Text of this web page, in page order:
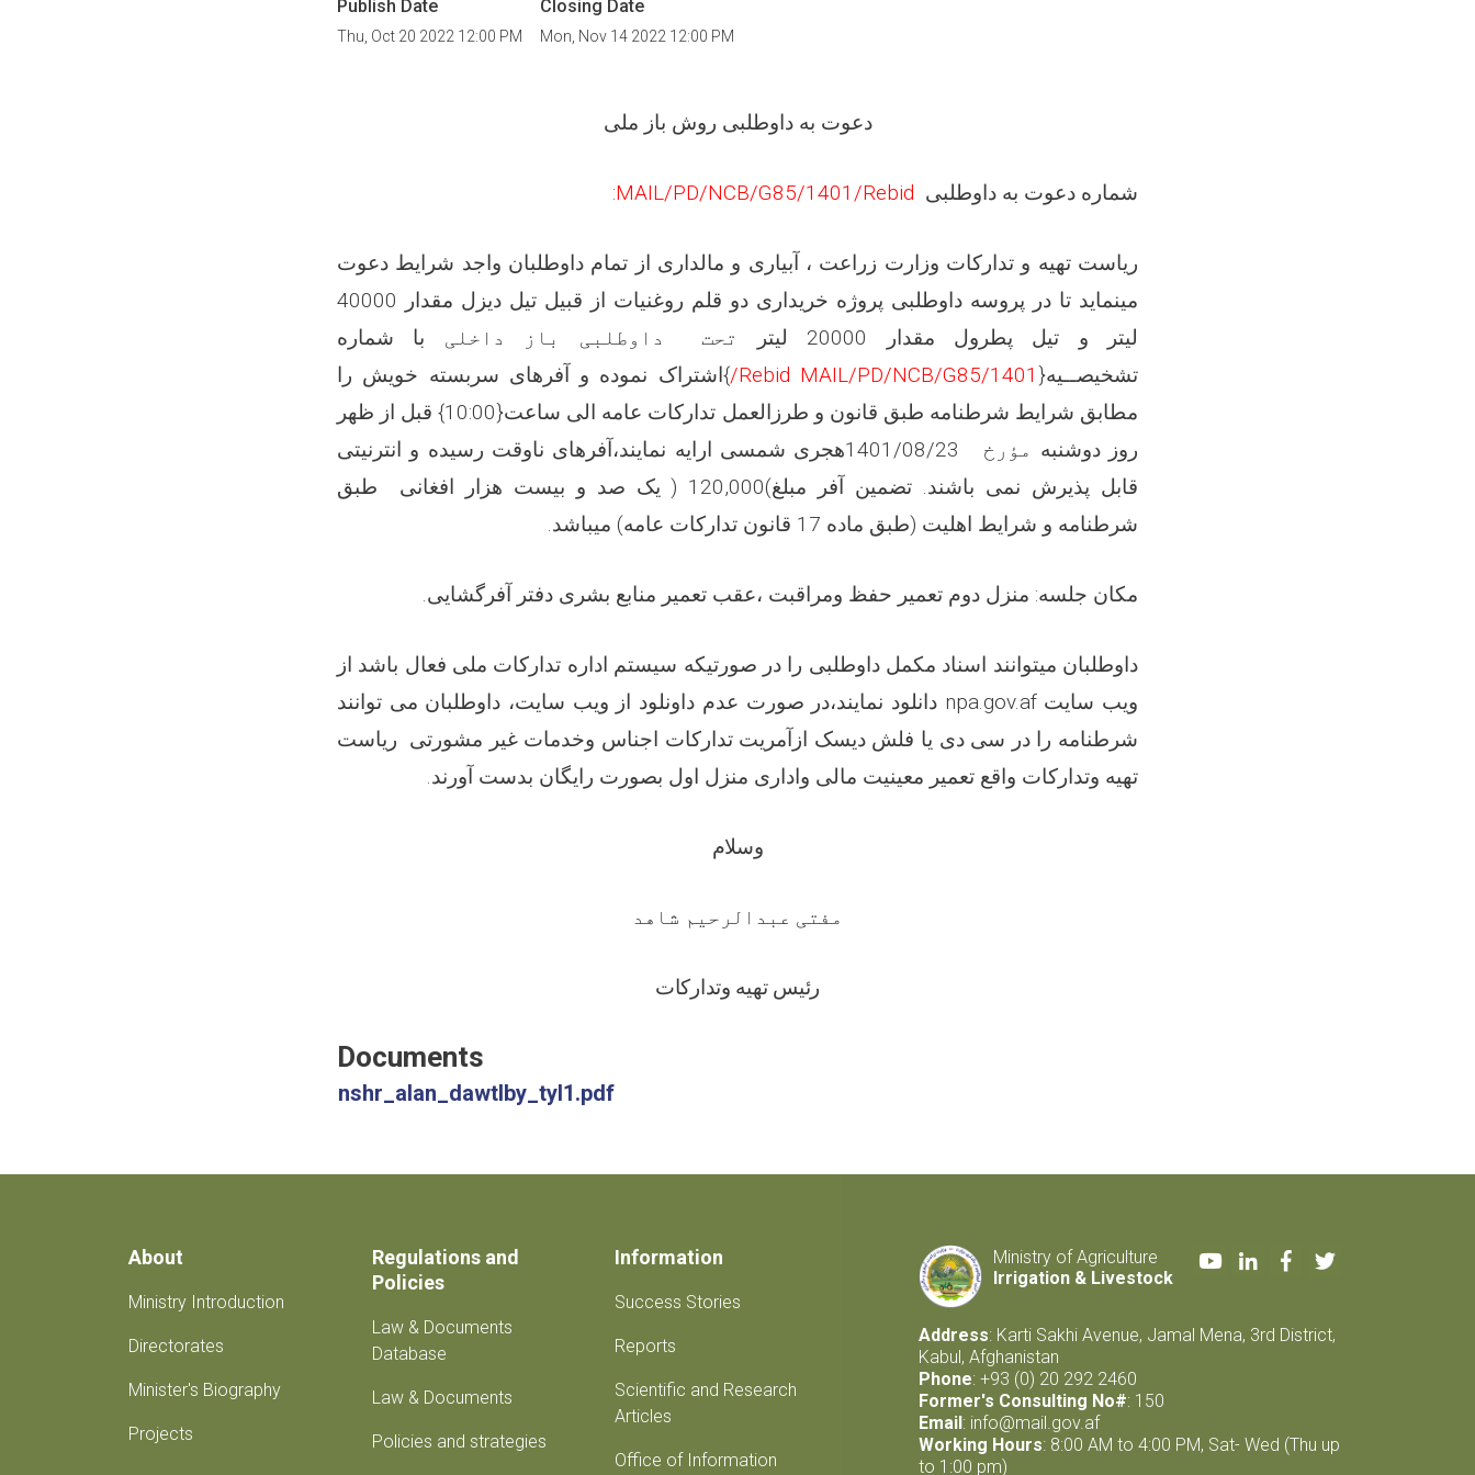
Publish Date
Thu, Oct 20 2022 12:00 PM
Closing Date
Mon, Nov 14 2022 12:00 PM
دعوت بهداوطلبی روش باز ملی
شماره دعوت به داوطلبی MAIL/PD/NCB/G85/1401/Rebid
:
ریاست تهیه و تدارکات وزارت زراعت ، آبیاری و مالداری از تمام داوطلبان واجد شرایط دعوت
مینماید تا در پروسه داوطلبی پروژه
خریداری دو قلم روغنیات از قبیل تیل دیزل مقدار 40000
لیتر و تیل پطرول مقدار 20000 لیتر
تحت داوطلبی باز داخلی با شماره
تشخیصــیه{MAIL/PD/NCB/G85/1401
/Rebid}اشتراک نموده و آفرهای سربسته خویش را
مطابق شرایط شرطنامه طبق قانون و طرزالعمل تدارکات عامه الی ساعت{10:00} قبل از ظهر
روز دوشنبه مؤرخ 1401/08/23هجری شمسی ارایه نمایند،آفرهای ناوقت رسیده و انترنیتی
قابل پذیرش نمی باشند. تضمین آفر مبلغ(
120,000
) یک صد و بیست هزار افغانی طبق
شرطنامه و شرایط اهلیت (طبق ماده 17 قانون تدارکات عامه) میباشد
مکان جلسه: منزل دوم تعمیر حفظ ومراقبت ،عقب تعمیر منابع بشری دفتر آفرگشایی.
داوطلبان میتوانند اسناد مکمل داوطلبی را در صورتیکه سیستم اداره تدارکات ملی فعال باشد از
ویب سایتnpa.gov.af دانلود نمایند،در صورت عدم داونلود از ویب سایت، داوطلبان می توانند
شرطنامه را در سی دی یا فلش دیسک ازآمریت تدارکات اجناس وخدمات غیر مشورتی ریاست
تهیه وتدارکات واقع تعمیر معینیت مالی واداری منزل اول بصورت رایگان بدست آورند.
وسلام
مفتی عبدالرحیم شاهد
رئیس تهیه وتدارکات
Documents
nshr_alan_dawtlby_tyl1.pdf
About
Ministry Introduction
Directorates
Minister's Biography
Projects
Regulations and
Policies
Law & Documents
Database
Law & Documents
Policies and strategies
Information
Success Stories
Reports
Scientific and Research
Articles
Office of Information
Ministry of Agriculture
Irrigation & Livestock
YoutubeLinkedInFacebook
Twitter
Address: Karti Sakhi Avenue, Jamal Mena, 3rd District,
Kabul, Afghanistan
Phone: +93 (0) 20 292 2460
Former's Consulting No#: 150
Email: info@mail.gov.af
Working Hours: 8:00 AM to 4:00 PM, Sat- Wed (Thu up
to 1:00 pm)